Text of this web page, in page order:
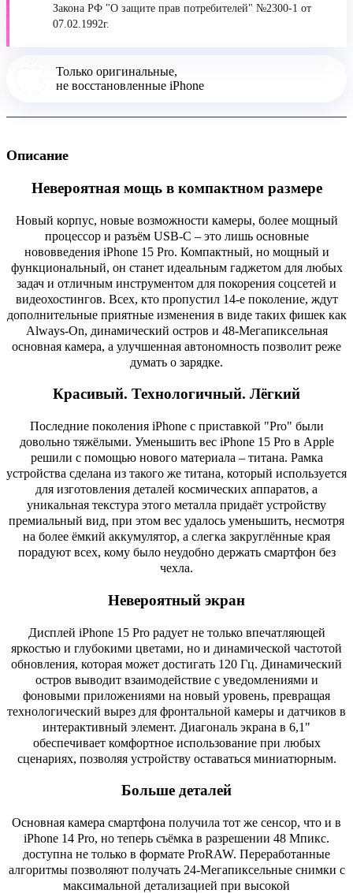
Закона РФ "О защите прав потребителей" №2300-1 от
07.02.1992г.
Только оригинальные,
не восстановленные iPhone
Описание
Невероятная мощь в компактном размере
Новый корпус, новые возможности камеры, более мощный
процессор и разъём USB-C – это лишь основные
нововведения iPhone 15 Pro. Компактный, но мощный и
функциональный, он станет идеальным гаджетом для любых
задач и отличным инструментом для покорения соцсетей и
видеохостингов. Всех, кто пропустил 14-е поколение, ждут
дополнительные приятные изменения в виде таких фишек как
Always-On, динамический остров и 48-Мегапиксельная
основная камера, а улучшенная автономность позволит реже
думать о зарядке.
Красивый. Технологичный. Лёгкий
Последние поколения iPhone с приставкой "Pro" были
довольно тяжёлыми. Уменьшить вес iPhone 15 Pro в Apple
решили с помощью нового материала – титана. Рамка
устройства сделана из такого же титана, который используется
для изготовления деталей космических аппаратов, а
уникальная текстура этого металла придаёт устройству
премиальный вид, при этом вес удалось уменьшить, несмотря
на более ёмкий аккумулятор, а слегка закруглённые края
порадуют всех, кому было неудобно держать смартфон без
чехла.
Невероятный экран
Дисплей iPhone 15 Pro радует не только впечатляющей
яркостью и глубокими цветами, но и динамической частотой
обновления, которая может достигать 120 Гц. Динамический
остров выводит взаимодействие с уведомлениями и
фоновыми приложениями на новый уровень, превращая
технологический вырез для фронтальной камеры и датчиков в
интерактивный элемент. Диагональ экрана в 6,1"
обеспечивает комфортное использование при любых
сценариях, позволяя устройству оставаться миниатюрным.
Больше деталей
Основная камера смартфона получила тот же сенсор, что и в
iPhone 14 Pro, но теперь съёмка в разрешении 48 Мпикс.
доступна не только в формате ProRAW. Переработанные
алгоритмы позволяют получать 24-Мегапиксельные снимки с
максимальной детализацией при высокой